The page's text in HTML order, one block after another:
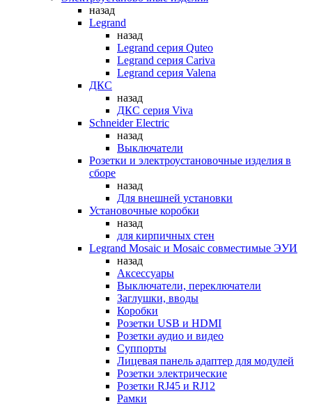
назад
Legrand
назад
Legrand серия Quteo
Legrand серия Cariva
Legrand серия Valena
ДКС
назад
ДКС серия Viva
Schneider Electric
назад
Выключатели
Розетки и электроустановочные изделия в
сборе
назад
Для внешней установки
Установочные коробки
назад
для кирпичных стен
Legrand Mosaic и Mosaic совместимые ЭУИ
назад
Аксессуары
Выключатели, переключатели
Заглушки, вводы
Коробки
Розетки USB и HDMI
Розетки аудио и видео
Суппорты
Лицевая панель адаптер для модулей
Розетки электрические
Розетки RJ45 и RJ12
Рамки